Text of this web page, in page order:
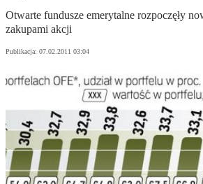
Otwarte fundusze emerytalne rozpoczęły
zakupami akcji
Publikacja: 07.02.2011 03:04